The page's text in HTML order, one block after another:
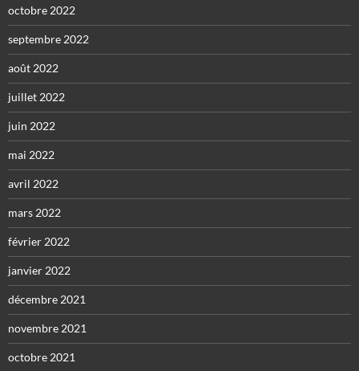
octobre 2022
septembre 2022
août 2022
juillet 2022
juin 2022
mai 2022
avril 2022
mars 2022
février 2022
janvier 2022
décembre 2021
novembre 2021
octobre 2021